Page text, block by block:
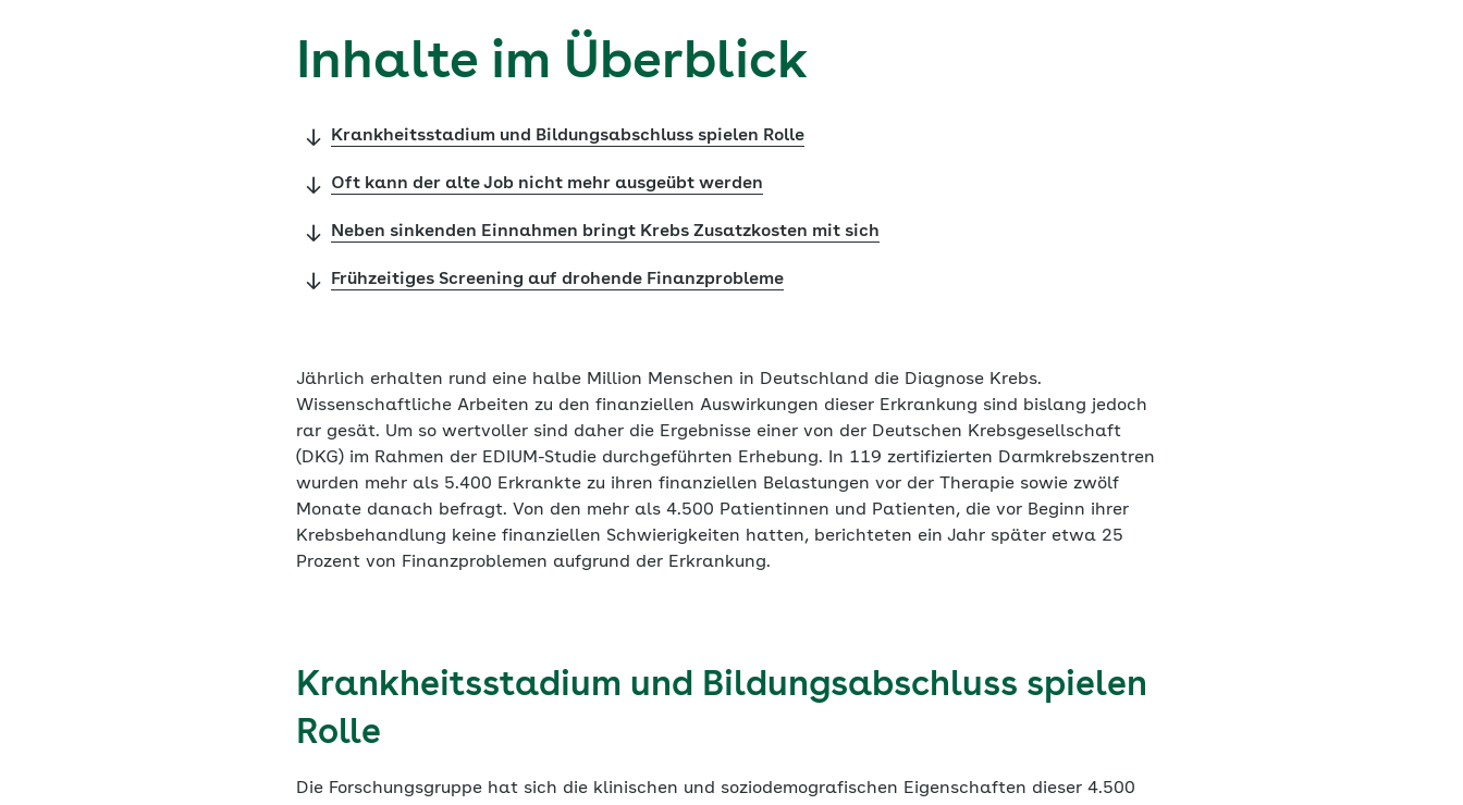
Inhalte im Überblick
Krankheitsstadium und Bildungsabschluss spielen Rolle
Oft kann der alte Job nicht mehr ausgeübt werden
Neben sinkenden Einnahmen bringt Krebs Zusatzkosten mit sich
Frühzeitiges Screening auf drohende Finanzprobleme
Jährlich erhalten rund eine halbe Million Menschen in Deutschland die Diagnose Krebs.
Wissenschaftliche Arbeiten zu den finanziellen Auswirkungen dieser Erkrankung sind bislang jedoch
rar gesät. Um so wertvoller sind daher die Ergebnisse einer von der Deutschen Krebsgesellschaft
(DKG) im Rahmen der EDIUM-Studie durchgeführten Erhebung. In 119 zertifizierten Darmkrebszentren
wurden mehr als 5.400 Erkrankte zu ihren finanziellen Belastungen vor der Therapie sowie zwölf
Monate danach befragt. Von den mehr als 4.500 Patientinnen und Patienten, die vor Beginn ihrer
Krebsbehandlung keine finanziellen Schwierigkeiten hatten, berichteten ein Jahr später etwa 25
Prozent von Finanzproblemen aufgrund der Erkrankung.
Krankheitsstadium und Bildungsabschluss spielen
Rolle
Die Forschungsgruppe hat sich die klinischen und soziodemografischen Eigenschaften dieser 4.500